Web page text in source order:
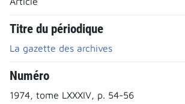
Titre du périodique
La gazette des archives
Numéro
1974, tome LXXXIV, p. 54-56